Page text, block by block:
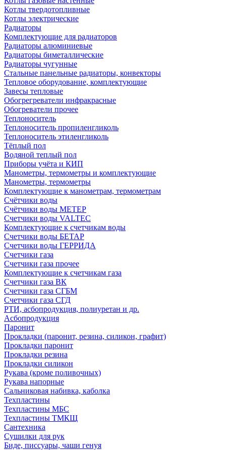
Котлы твердотопливные
Котлы электрические
Радиаторы
Комплектующие для радиаторов
Радиаторы алюминиевые
Радиаторы биметаллические
Радиаторы чугунные
Стальные панельные радиаторы, конвекторы
Тепловое оборудование, комплектующие
Завесы тепловые
Обогрегреватели инфракрасные
Обогреватели прочее
Теплоноситель
Теплоноситель пропиленгликоль
Теплоноситель этиленгликоль
Тёплый пол
Водяной теплый пол
Приборы учёта и КИП
Манометры, термометры и комплектующие
Манометры, термометры
Комплектующие к манометрам, термометрам
Счётчики воды
Счётчики воды МЕТЕР
Счетчики воды VALTEC
Комплектующие к счетчикам воды
Счетчики воды БЕТАР
Счетчики воды ГЕРРИДА
Счетчики газа
Счетчики газа прочее
Комплектующие к счетчикам газа
Счетчики газа ВК
Счетчики газа СГБМ
Счетчики газа СГД
РТИ, асбопродукция, полиуретан и др.
Асбопродукция
Паронит
Прокладки (паронит, резина, силикон, графит)
Прокладки паронит
Прокладки резина
Прокладки силикон
Рукава (кроме поливочных)
Рукава напорные
Сальниковая набивка, каболка
Техпластины
Техпластины МБС
Техпластины ТМКЩ
Сантехника
Сушилки для рук
Биде, писсуары, чаши генуя